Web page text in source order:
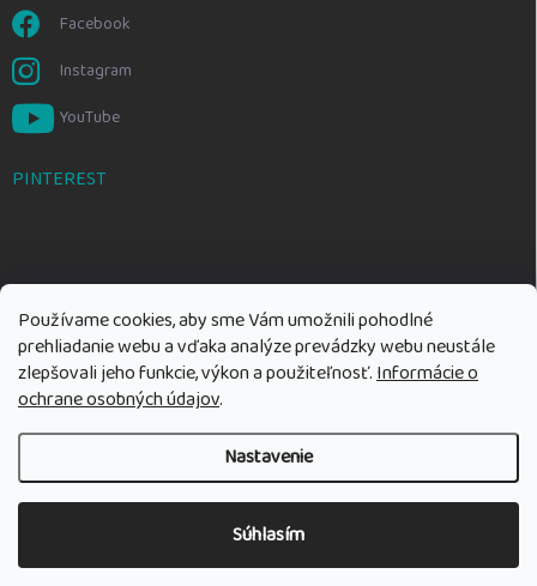
Používame cookies, aby sme Vám umožnili pohodlné
prehliadanie webu a vďaka analýze prevádzky webu neustále
zlepšovali jeho funkcie, výkon a použiteľnosť.Informácie o
ochrane osobných údajov.
Nastavenie
Súhlasím
Facebook
Instagram
YouTube
PINTEREST
Vytvoril Shoptet
Copyright 2026Rozumné hračky. Všetky práva vyhradené.Upraviť
nastavenie cookies